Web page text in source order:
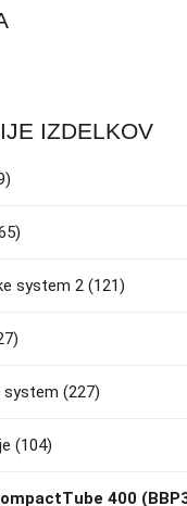
IZDELKOV
system 2 (121)
system (227)
(104)
400